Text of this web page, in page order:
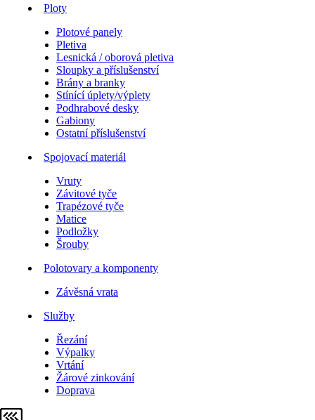
Ploty
Plotové panely
Pletiva
Lesnická / oborová pletiva
Sloupky a příslušenství
Brány a branky
Stínící úplety/výplety
Podhrabové desky
Gabiony
Ostatní příslušenství
Spojovací materiál
Vruty
Závitové tyče
Trapézové tyče
Matice
Podložky
Šrouby
Polotovary a komponenty
Závěsná vrata
Služby
Řezání
Výpalky
Vrtání
Žárové zinkování
Doprava